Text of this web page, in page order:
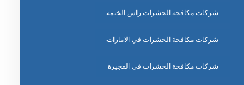
شركات مكافحة الحشرات راس الخيمة
شركات مكافحة الحشرات في الامارات
شركات مكافحة الحشرات في الفجيرة